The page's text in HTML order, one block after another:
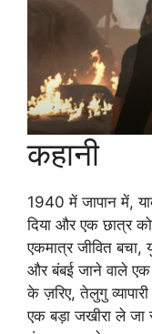
कहानी
1940 में जापान में,
दिया और एक छात्र
एकमात्र जीवित बचा,
और बंबई जाने वाले एक
के ज़रिए, तेलुगु
एक बड़ा जखीरा ले जा